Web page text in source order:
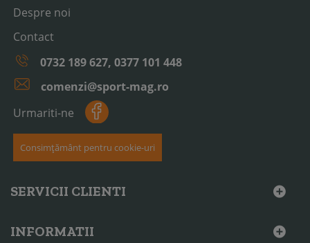
Despre noi
Contact
0732 189 627, 0377 101 448
comenzi@sport-mag.ro
Urmariti-ne
Consimțământ pentru cookie-uri
SERVICII CLIENTI
INFORMATII